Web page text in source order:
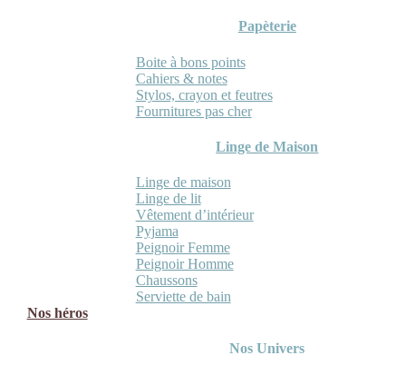
Papèterie
Boite à bons points
Cahiers & notes
Stylos, crayon et feutres
Fournitures pas cher
Linge de Maison
Linge de maison
Linge de lit
Vêtement d’intérieur
Pyjama
Peignoir Femme
Peignoir Homme
Chaussons
Serviette de bain
Nos héros
Nos Univers